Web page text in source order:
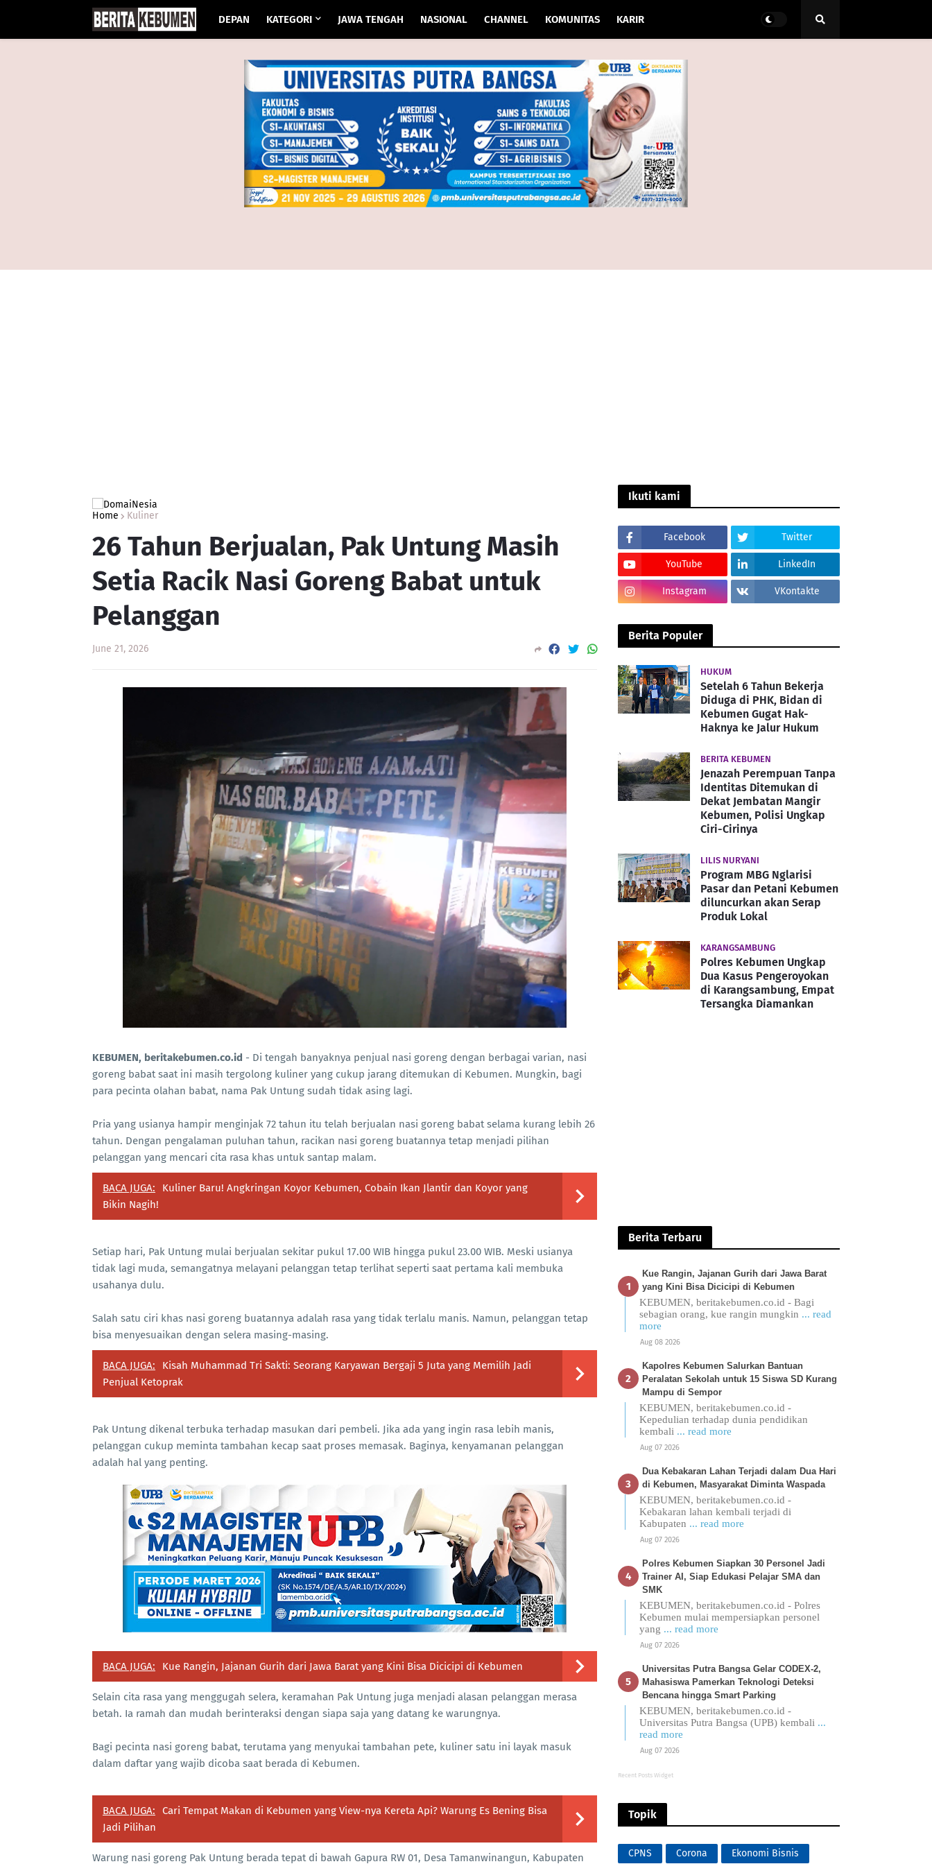
DEPAN KATEGORI JAWA TENGAH NASIONAL CHANNEL KOMUNITAS KARIR
Home Kuliner
26 Tahun Berjualan, Pak Untung Masih
Setia Racik Nasi Goreng Babat untuk
Pelanggan
June 21, 2026
KEBUMEN, beritakebumen.co.id - Di tengah banyaknya penjual nasi goreng dengan berbagai varian, nasi
goreng babat saat ini masih tergolong kuliner yang cukup jarang ditemukan di Kebumen. Mungkin, bagi
para pecinta olahan babat, nama Pak Untung sudah tidak asing lagi.
Pria yang usianya hampir menginjak 72 tahun itu telah berjualan nasi goreng babat selama kurang lebih 26
tahun. Dengan pengalaman puluhan tahun, racikan nasi goreng buatannya tetap menjadi pilihan
pelanggan yang mencari cita rasa khas untuk santap malam.
BACA JUGA:
Kuliner Baru! Angkringan Koyor Kebumen, Cobain Ikan Jlantir dan Koyor yang
Bikin Nagih!
Setiap hari, Pak Untung mulai berjualan sekitar pukul 17.00 WIB hingga pukul 23.00 WIB. Meski usianya
tidak lagi muda, semangatnya melayani pelanggan tetap terlihat seperti saat pertama kali membuka
usahanya dulu.
Salah satu ciri khas nasi goreng buatannya adalah rasa yang tidak terlalu manis. Namun, pelanggan tetap
bisa menyesuaikan dengan selera masing-masing.
BACA JUGA:
Kisah Muhammad Tri Sakti: Seorang Karyawan Bergaji 5 Juta yang Memilih Jadi
Penjual Ketoprak
Pak Untung dikenal terbuka terhadap masukan dari pembeli. Jika ada yang ingin rasa lebih manis,
pelanggan cukup meminta tambahan kecap saat proses memasak. Baginya, kenyamanan pelanggan
adalah hal yang penting.
BACA JUGA: Kue Rangin, Jajanan Gurih dari Jawa Barat yang Kini Bisa Dicicipi di Kebumen
Selain cita rasa yang menggugah selera, keramahan Pak Untung juga menjadi alasan pelanggan merasa
betah. Ia ramah dan mudah berinteraksi dengan siapa saja yang datang ke warungnya.
Bagi pecinta nasi goreng babat, terutama yang menyukai tambahan pete, kuliner satu ini layak masuk
dalam daftar yang wajib dicoba saat berada di Kebumen.
BACA JUGA:
Cari Tempat Makan di Kebumen yang View-nya Kereta Api? Warung Es Bening Bisa
Jadi Pilihan
Warung nasi goreng Pak Untung berada tepat di bawah Gapura RW 01, Desa Tamanwinangun, Kabupaten
Ikuti kami
Facebook Twitter
YouTube LinkedIn
Instagram VKontakte
Berita Populer
HUKUM
Setelah 6 Tahun Bekerja
Diduga di PHK, Bidan di
Kebumen Gugat Hak-
Haknya ke Jalur Hukum
BERITA KEBUMEN
Jenazah Perempuan Tanpa
Identitas Ditemukan di
Dekat Jembatan Mangir
Kebumen, Polisi Ungkap
Ciri-Cirinya
LILIS NURYANI
Program MBG Nglarisi
Pasar dan Petani Kebumen
diluncurkan akan Serap
Produk Lokal
KARANGSAMBUNG
Polres Kebumen Ungkap
Dua Kasus Pengeroyokan
di Karangsambung, Empat
Tersangka Diamankan
Berita Terbaru
Kue Rangin, Jajanan Gurih dari Jawa Barat
yang Kini Bisa Dicicipi di Kebumen
KEBUMEN, beritakebumen.co.id - Bagi
sebagian orang, kue rangin mungkin ... read
more
Aug 08 2026
Kapolres Kebumen Salurkan Bantuan
Peralatan Sekolah untuk 15 Siswa SD Kurang
Mampu di Sempor
KEBUMEN, beritakebumen.co.id -
Kepedulian terhadap dunia pendidikan
kembali ... read more
Aug 07 2026
Dua Kebakaran Lahan Terjadi dalam Dua Hari
di Kebumen, Masyarakat Diminta Waspada
KEBUMEN, beritakebumen.co.id -
Kebakaran lahan kembali terjadi di
Kabupaten ... read more
Aug 07 2026
Polres Kebumen Siapkan 30 Personel Jadi
Trainer AI, Siap Edukasi Pelajar SMA dan
SMK
KEBUMEN, beritakebumen.co.id - Polres
Kebumen mulai mempersiapkan personel
yang ... read more
Aug 07 2026
Universitas Putra Bangsa Gelar CODEX-2,
Mahasiswa Pamerkan Teknologi Deteksi
Bencana hingga Smart Parking
KEBUMEN, beritakebumen.co.id -
Universitas Putra Bangsa (UPB) kembali ...
read more
Aug 07 2026
Recent Posts Widget
Topik
CPNS Corona
Ekonomi Bisnis